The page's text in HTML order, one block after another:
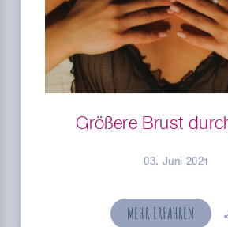
Größere Brust
03. Juni 2021
MEHR ERFAHREN